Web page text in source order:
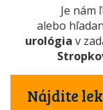
Je nám
alebo
urológia v
Nájdite